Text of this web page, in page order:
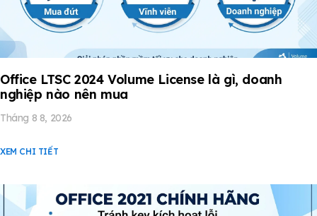
Office LTSC 2024 Volume License là gì, doanh
nghiệp nào nên mua
Tháng 8 8, 2026
XEM CHI TIẾT